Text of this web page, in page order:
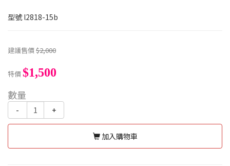
型號l2818-15b
建議售價$2,000
特價$1,500
數量
- +
加入購物車